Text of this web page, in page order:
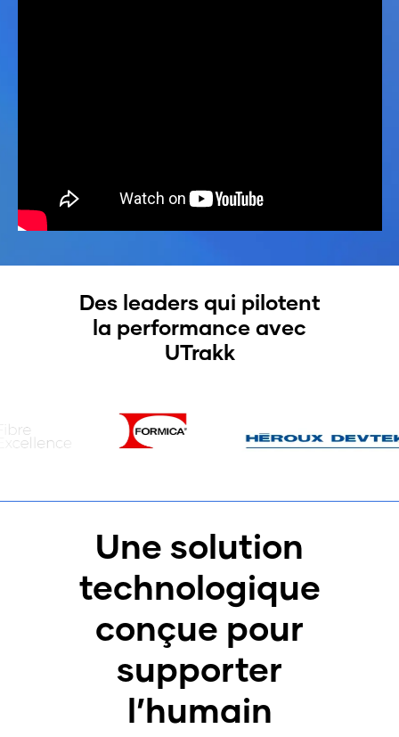
Des leaders qui pilotent
la performance avec
UTrakk
Une solution
technologique
conçue pour
supporter
l’humain